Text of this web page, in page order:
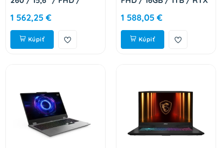
/ W11H / Black / 2R
9S7-15QL42-080
1 562,25 €
Kúpiť
2R 83JE01C5CK
1 588,05 €
Kúpiť